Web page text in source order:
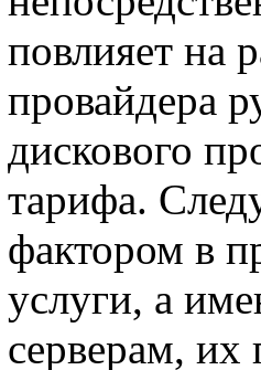
повлияет на
провайдера
дискового
тарифа.
фактором в
услуги, а
серверам, их